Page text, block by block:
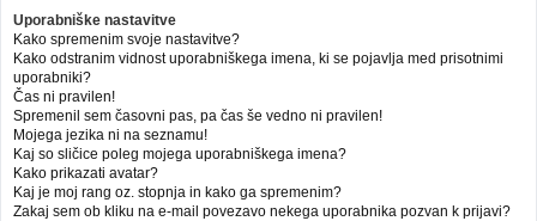
Uporabniške nastavitve
Kako spremenim svoje nastavitve?
Kako odstranim vidnost uporabniškega imena, ki se pojavlja med prisotnimi
uporabniki?
Čas ni pravilen!
Spremenil sem časovni pas, pa čas še vedno ni pravilen!
Mojega jezika ni na seznamu!
Kaj so sličice poleg mojega uporabniškega imena?
Kako prikazati avatar?
Kaj je moj rang oz. stopnja in kako ga spremenim?
Zakaj sem ob kliku na e-mail povezavo nekega uporabnika pozvan k prijavi?